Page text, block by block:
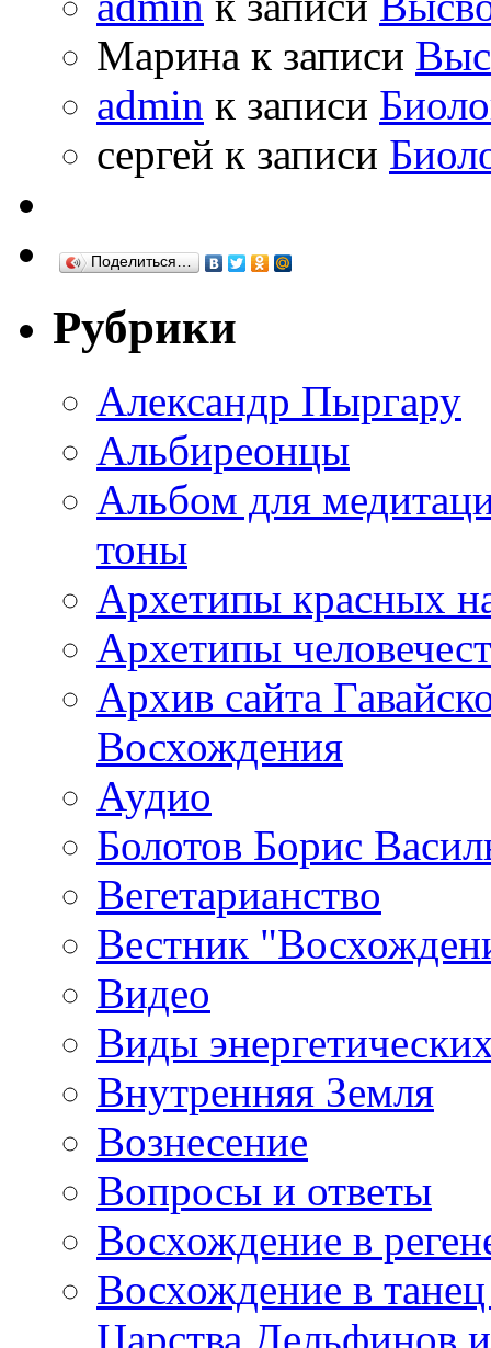
Марина к записи
admin к записи
сергей к записи
Поделиться…
Рубрики
Александр Пыргару
Альбиреонцы
Альбом для
тоны
Архетипы красных
Архетипы
Архив сайта
Восхождения
Аудио
Болотов Борис
Вегетарианство
Вестник
Видео
Виды
Внутренняя Земля
Вознесение
Вопросы и ответы
Восхождение в
Восхождение в
Царства Дельфинов